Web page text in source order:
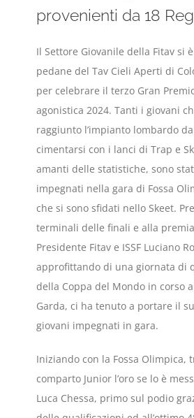
provenienti da 18
Il Settore Giovanile della Fitav si
pedane del Tav Cieli Aperti di
per celebrare il terzo Gran
agonistica 2024. Tanti i giovani
raggiunto l’impianto lombardo
cimentarsi con i lanci di Trap e
amanti delle statistiche, sono
impegnati nella gara di Fossa
che si sono sfidati nello Skeet.
terminali delle finali e alla
Presidente Fitav e ISSF Luciano
approfittando di una giornata di
della Coppa del Mondo in corso
Garda, ci ha tenuto a portare il
giovani impegnati in gara.
Iniziando con la Fossa Olimpica,
comparto Junior l’oro se lo è
Luca Chessa, primo sul podio